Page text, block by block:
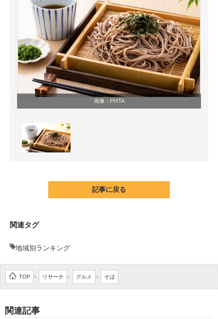
ビジネスと働き方のヒント
AI活用のいまが分かる
企業ITのトレンドを詳説
経営リーダーのコミュニティ
マーケ×ITの今がよく分かる
企業向けIT製品の総合サイト
製造業のIT導入・活用を支援
エレクトロニクス専門サイト
電子設計の基本と応用
エネルギーの専門メディア
ちょっと気になるネットの話題
画像：PIXTA
記事に戻る
関連タグ
地域別ランキング
TOP > リサーチ > グルメ > そば
関連記事